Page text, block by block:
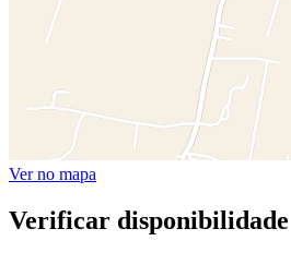
Ver no mapa
Verificar disponibilidade